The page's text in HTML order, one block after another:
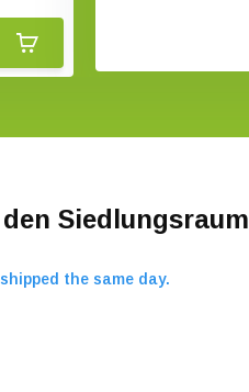
Siedlungsraum
the same day.